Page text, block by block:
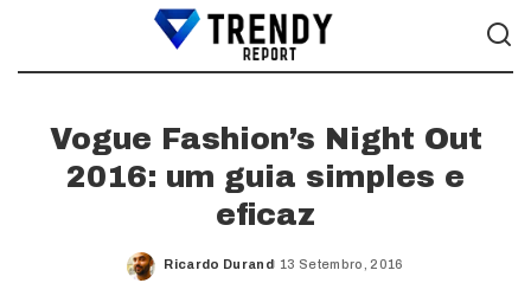
Vogue Fashion’s Night Out
2016: um guia simples e
eficaz
Posted
Ricardo Durand 13 Setembro, 2016